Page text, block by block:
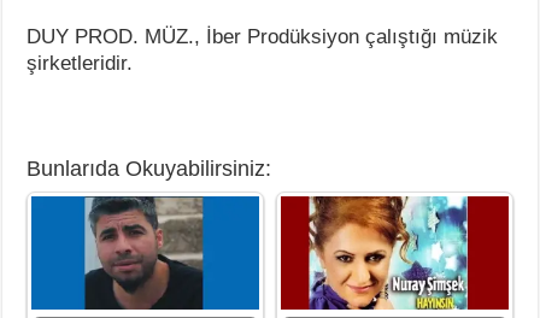
DUY PROD. MÜZ., İber Prodüksiyon çalıştığı müzik
şirketleridir.
Bunlarıda Okuyabilirsiniz: